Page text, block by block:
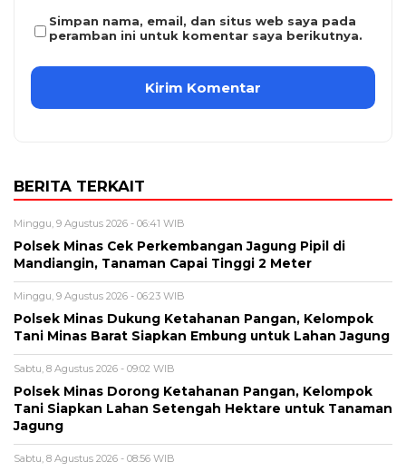
Simpan nama, email, dan situs web saya pada
peramban ini untuk komentar saya berikutnya.
BERITA TERKAIT
Minggu, 9 Agustus 2026 - 06:41 WIB
Polsek Minas Cek Perkembangan Jagung Pipil di
Mandiangin, Tanaman Capai Tinggi 2 Meter
Minggu, 9 Agustus 2026 - 06:23 WIB
Polsek Minas Dukung Ketahanan Pangan, Kelompok
Tani Minas Barat Siapkan Embung untuk Lahan Jagung
Sabtu, 8 Agustus 2026 - 09:02 WIB
Polsek Minas Dorong Ketahanan Pangan, Kelompok
Tani Siapkan Lahan Setengah Hektare untuk Tanaman
Jagung
Sabtu, 8 Agustus 2026 - 08:56 WIB